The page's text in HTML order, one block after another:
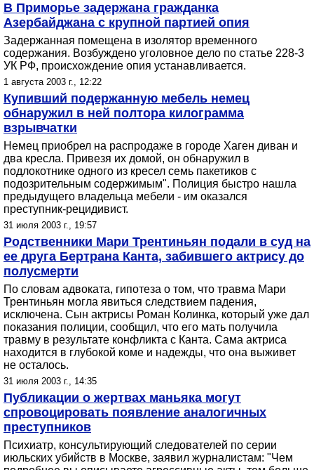
В Приморье задержана гражданка
Азербайджана с крупной партией опия
Задержанная помещена в изолятор временного
содержания. Возбуждено уголовное дело по статье 228-3
УК РФ, происхождение опия устанавливается.
1 августа 2003 г., 12:22
Купивший подержанную мебель немец
обнаружил в ней полтора килограмма
взрывчатки
Немец приобрел на распродаже в городе Хаген диван и
два кресла. Привезя их домой, он обнаружил в
подлокотнике одного из кресел семь пакетиков с
подозрительным содержимым". Полиция быстро нашла
предыдущего владельца мебели - им оказался
преступник-рецидивист.
31 июля 2003 г., 19:57
Родственники Мари Трентиньян подали в суд на
ее друга Бертрана Канта, забившего актрису до
полусмерти
По словам адвоката, гипотеза о том, что травма Мари
Трентиньян могла явиться следствием падения,
исключена. Сын актрисы Роман Колинка, который уже дал
показания полиции, сообщил, что его мать получила
травму в результате конфликта с Канта. Сама актриса
находится в глубокой коме и надежды, что она выживет
не осталось.
31 июля 2003 г., 14:35
Публикации о жертвах маньяка могут
спровоцировать появление аналогичных
преступников
Психиатр, консультирующий следователей по серии
июльских убийств в Москве, заявил журналистам: "Чем